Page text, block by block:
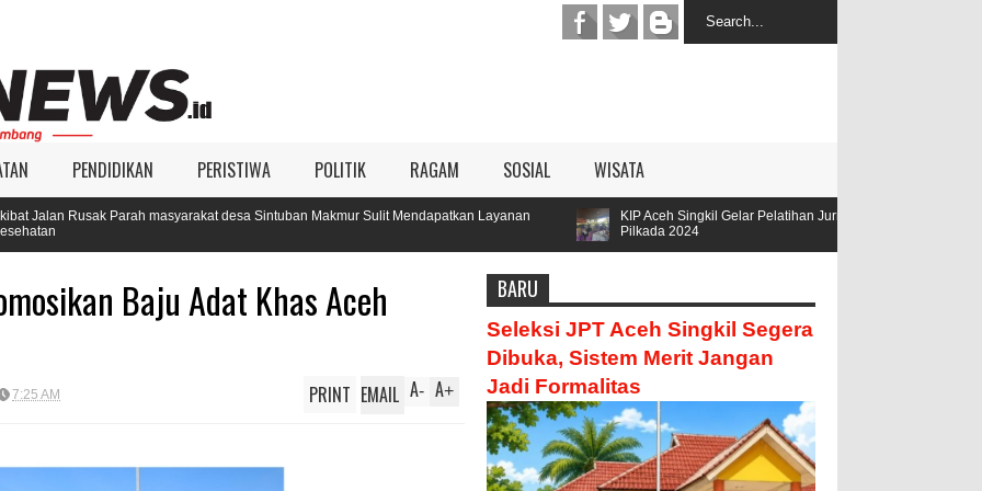
PENDIDIKAN PERISTIWA POLITIK RAGAM SOSIAL WISATA
masyarakat desa Sintuban Makmur Sulit Mendapatkan Layanan
KIP Aceh Singkil Gelar Pelatihan Jurnalis
Pilkada 2024
Baju Adat Khas Aceh
7:25 AM A+
A-
PRINT EMAIL
BARU
Seleksi JPT Aceh Singkil Segera
Dibuka, Sistem Merit Jangan
Jadi Formalitas